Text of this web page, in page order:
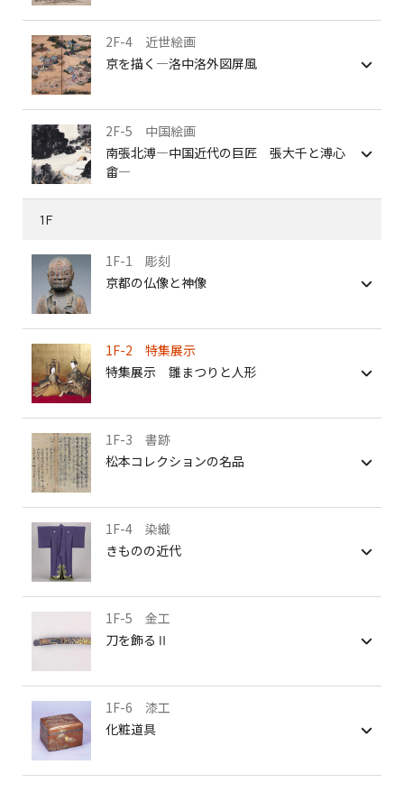
2F-4 近世絵画
京を描く―洛中洛外図屏風
2F-5 中国絵画
南張北溥―中国近代の巨匠 張大千と溥心
畬―
1F
1F-1 彫刻
京都の仏像と神像
1F-2 特集展示
特集展示 雛まつりと人形
1F-3 書跡
松本コレクションの名品
1F-4 染織
きものの近代
1F-5 金工
刀を飾るⅡ
1F-6 漆工
化粧道具